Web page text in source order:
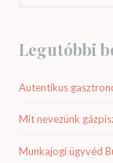
Legutóbbi
Autentikus
Mit nevezünk
Munkajogi ügyvéd